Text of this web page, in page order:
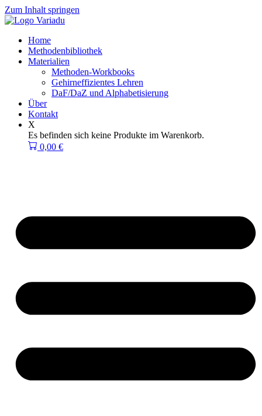
Zum Inhalt springen
Home
Methodenbibliothek
Materialien
Methoden-Workbooks
Gehirneffizientes Lehren
DaF/DaZ und Alphabetisierung
Über
Kontakt
X
Es befinden sich keine Produkte im Warenkorb.
0,00 €